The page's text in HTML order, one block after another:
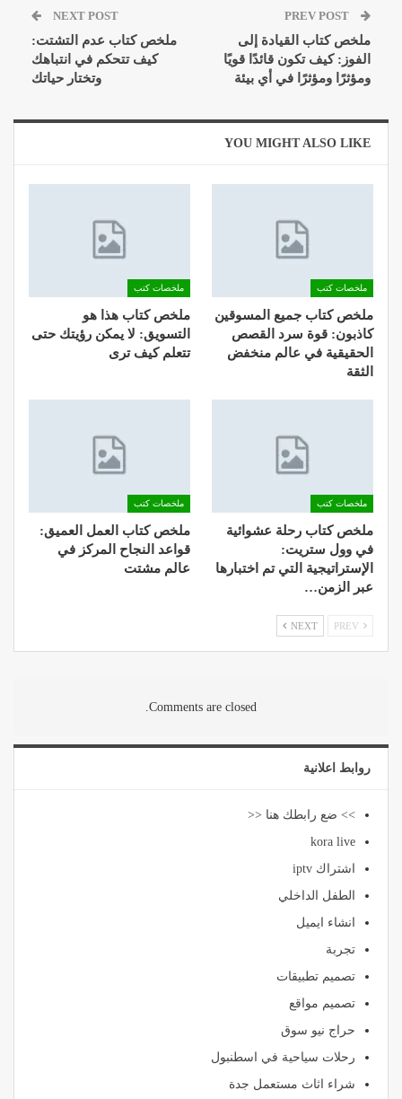
ملخص كتاب القيادة إلى
الفوز: كيف تكون قائدًا قويًا
ومؤثرًا ومؤثرًا في أي بيئة
NEXT POST
ملخص كتاب عدم التشتت:
كيف تتحكم في انتباهك
وتختار حياتك
YOU MIGHT ALSO LIKE
ملخصات كتب
ملخص كتاب جميع المسوقين
كاذبون: قوة سرد القصص
الحقيقية في عالم منخفض
الثقة
ملخصات كتب
ملخص كتاب هذا هو
التسويق: لا يمكن رؤيتك حتى
تتعلم كيف ترى
ملخصات كتب
ملخص كتاب رحلة عشوائية
في وول ستريت:
الإستراتيجية التي تم اختبارها
عبر الزمن…
ملخصات كتب
ملخص كتاب العمل العميق:
قواعد النجاح المركز في
عالم مشتت
NEXT
Comments are closed.
روابط اعلانية
>> ضع رابطك هنا <<
kora live
اشتراك iptv
الطفل الداخلي
انشاء ايميل
تجربة
تصميم تطبيقات
تصميم مواقع
حراج نيو سوق
رحلات سياحية في اسطنبول
شراء اثاث مستعمل جدة